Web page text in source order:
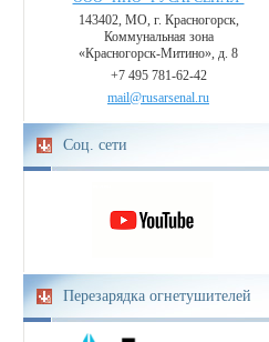
143402, МО, г. Красногорск,
Коммунальная зона
«Красногорск-Митино», д. 8
+7 495 781-62-42
mail@rusarsenal.ru
Соц. сети
Перезарядка огнетушителей